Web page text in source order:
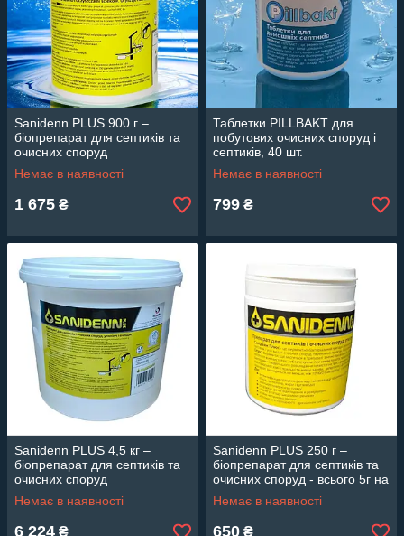
Sanidenn PLUS 900 г –
біопрепарат для септиків та
очисних споруд
Немає в наявності
1 675 ₴
Таблетки PILLBAKT для
побутових очисних споруд і
септиків, 40 шт.
Немає в наявності
799 ₴
Sanidenn PLUS 4,5 кг –
біопрепарат для септиків та
очисних споруд
Немає в наявності
6 224 ₴
Sanidenn PLUS 250 г –
біопрепарат для септиків та
очисних споруд - всього 5г на
1куб.
Немає в наявності
650 ₴